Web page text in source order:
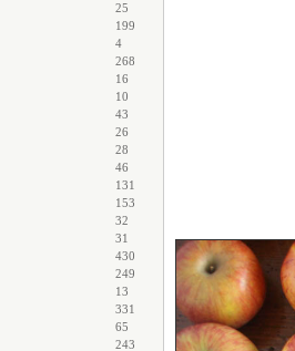
25
199
4
268
16
10
43
26
28
46
131
153
32
31
430
249
13
331
65
243